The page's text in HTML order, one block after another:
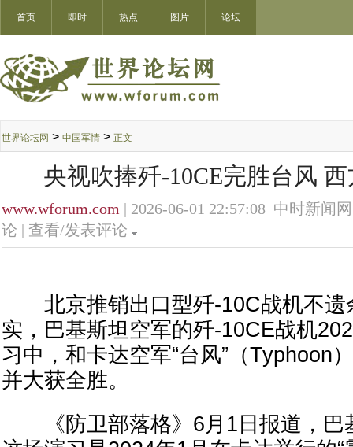
首页 即时 热点 图片 论坛
世界论坛网 > 中国军情 > 正文
央视吹捧歼-10CE完胜台风
www.wforum.com | 2026-06-01 22:57:08 中时新闻
论 | 查看/发表评论
北京推销出口型歼-10C战机不遗
实，巴基斯坦空军的歼-10CE战机
习中，和卡达空军“台风”（Typhoon
并大获全胜。
《防卫部落格》6月1日报道，巴